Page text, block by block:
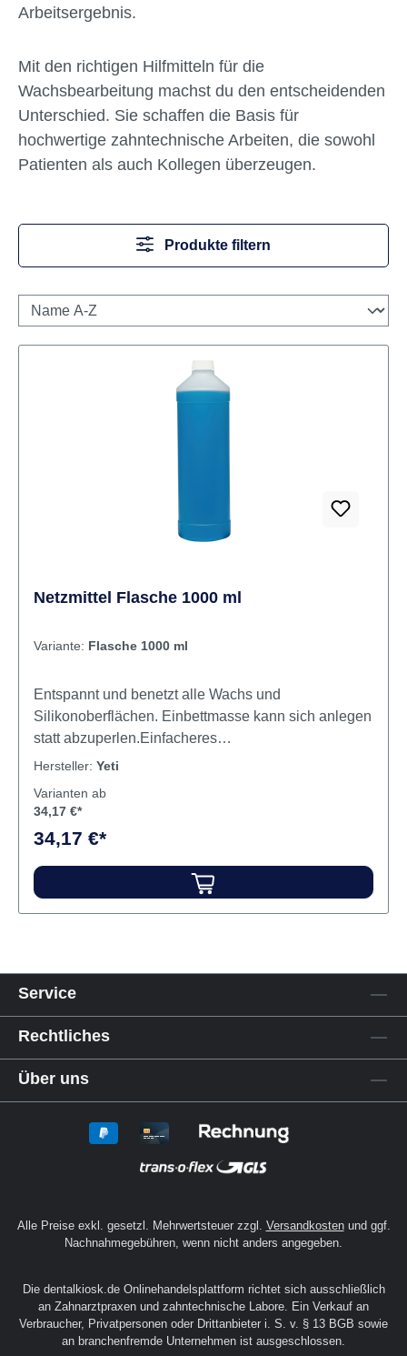
Arbeitsergebnis.
Mit den richtigen Hilfmitteln für die
Wachsbearbeitung machst du den entscheidenden
Unterschied. Sie schaffen die Basis für
hochwertige zahntechnische Arbeiten, die sowohl
Patienten als auch Kollegen überzeugen.
Produkte filtern
Netzmittel Flasche 1000 ml
Variante: Flasche 1000 ml
Entspannt und benetzt alle Wachs und
Silikonoberflächen. Einbettmasse kann sich anlegen
statt abzuperlen.Einfacheres
AufsprühenGleichmäßigeres Benetzen Inhalt
Hersteller: Yeti
Varianten ab
34,17 €*
34,17 €*
Service
Rechtliches
Über uns
Alle Preise exkl. gesetzl. Mehrwertsteuer zzgl. Versandkostenund ggf.
Nachnahmegebühren, wenn nicht anders angegeben.
Die dentalkiosk.de Onlinehandelsplattform richtet sich ausschließlich
an Zahnarztpraxen und zahntechnische Labore. Ein Verkauf an
Verbraucher, Privatpersonen oder Drittanbieter i. S. v. § 13 BGB sowie
an branchenfremde Unternehmen ist ausgeschlossen.